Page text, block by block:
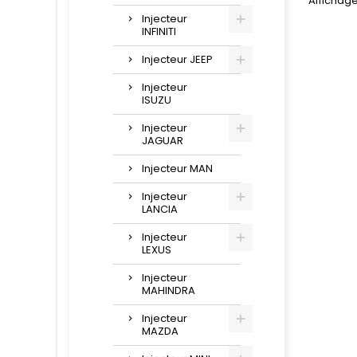
Injecteur
INFINITI
Injecteur JEEP
Injecteur
ISUZU
Injecteur
JAGUAR
Injecteur MAN
Injecteur
LANCIA
Injecteur
LEXUS
Injecteur
MAHINDRA
Injecteur
MAZDA
JTDM ,